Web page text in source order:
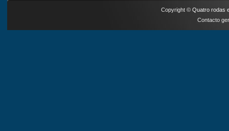
Copyright © Quatro rodas
Contacto